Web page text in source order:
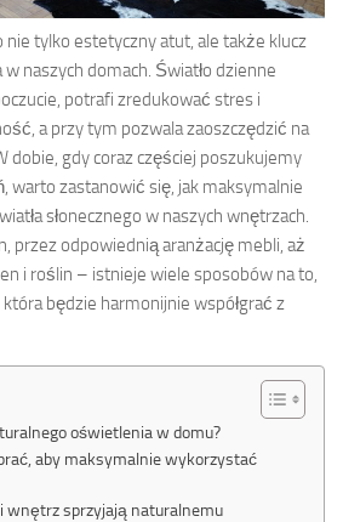
nie tylko estetyczny atut, ale także klucz
naszych domach. Światło dzienne
potrafi zredukować stres i
a przy tym pozwala zaoszczędzić na
dobie, gdy coraz częściej poszukujemy
warto zastanowić się, jak maksymalnie
słonecznego w naszych wnętrzach.
przez odpowiednią aranżację mebli, aż
i roślin – istnieje wiele sposobów na to,
będzie harmonijnie współgrać z
oświetlenia w domu?
aby maksymalnie wykorzystać
wnętrz sprzyjają naturalnemu